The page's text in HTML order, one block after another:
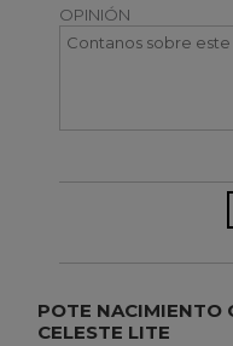
OPINIÓN
POTE NACIMIENTO
CELESTE LITE